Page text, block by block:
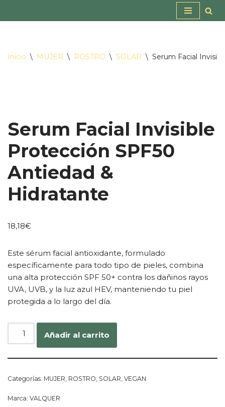
contenido
Inicio \ MUJER \ ROSTRO \ SOLAR \ Serum Facial
Serum Facial Invisible
Protección SPF50
Antiedad &
Hidratante
18,18€
Este sérum facial antioxidante, formulado
específicamente para todo tipo de pieles, combina
una alta protección SPF 50+ contra los dañinos rayos
UVA, UVB, y la luz azul HEV, manteniendo tu piel
protegida a lo largo del día.
Añadir al carrito
Categorías: MUJER, ROSTRO, SOLAR, VEGAN
Marca: VALQUER